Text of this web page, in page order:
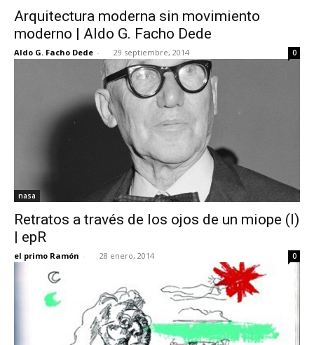
Arquitectura moderna sin movimiento
moderno | Aldo G. Facho Dede
Aldo G. Facho Dede - 29 septiembre, 2014 0
nasa
Retratos a través de los ojos de un miope (I)
| epR
el primo Ramón - 28 enero, 2014 0